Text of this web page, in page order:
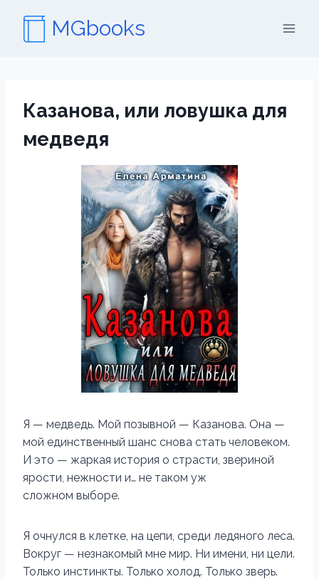
содержимому
MGbooks
Казанова, или ловушка для
медведя
Я — медведь. Мой позывной — Казанова. Она —
мой единственный шанс снова стать человеком.
И это — жаркая история о страсти, звериной
ярости, нежности и… не таком уж
сложном выборе.
Я очнулся в клетке, на цепи, среди ледяного леса.
Вокруг — незнакомый мне мир. Ни имени, ни цели.
Только инстинкты. Только холод. Только зверь.